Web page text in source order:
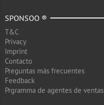
SPONSOO ®
T&C
Privacy
Imprint
Contacto
Preguntas más frecuentes
Feedback
Prgramma de agentes de ventas